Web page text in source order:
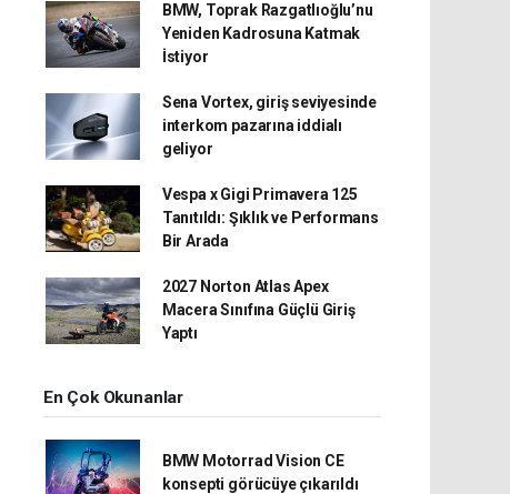
BMW, Toprak Razgatlıoğlu’nu
Yeniden Kadrosuna Katmak
İstiyor
Sena Vortex, giriş seviyesinde
interkom pazarına iddialı
geliyor
Vespa x Gigi Primavera 125
Tanıtıldı: Şıklık ve Performans
Bir Arada
2027 Norton Atlas Apex
Macera Sınıfına Güçlü Giriş
Yaptı
En Çok Okunanlar
BMW Motorrad Vision CE
konsepti görücüye çıkarıldı